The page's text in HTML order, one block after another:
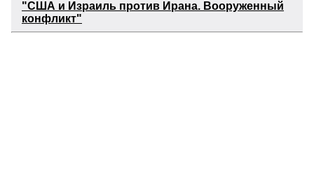
"США и Израиль против Ирана. Вооруженный
конфликт"